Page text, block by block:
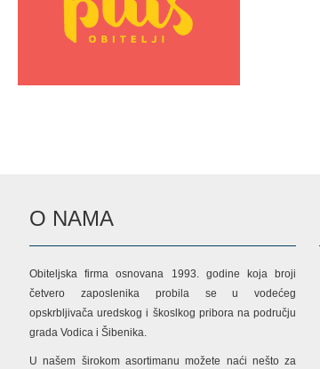
O NAMA
Obiteljska firma osnovana 1993. godine koja broji
četvero zaposlenika probila se u vodećeg
opskrbljivača uredskog i škoslkog pribora na području
grada Vodica i Šibenika.
U našem širokom asortimanu možete naći nešto za